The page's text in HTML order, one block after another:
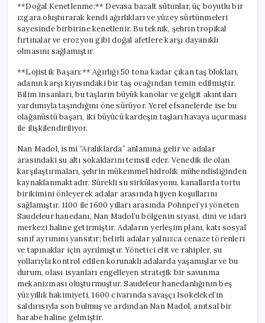
**Doğal Kenetlenme:** Devasa bazalt sütunlar, üç boyutlu bir
ızgara oluşturarak kendi ağırlıkları ve yüzey sürtünmeleri
sayesinde birbirine kenetlenir. Bu teknik, şehrin tropikal
fırtınalar ve erozyon gibi doğal afetlere karşı dayanıklı
olmasını sağlamıştır.
**Lojistik Başarı:** Ağırlığı 50 tona kadar çıkan taş blokları,
adanın karşı kıyısındaki bir taş ocağından temin edilmiştir.
Bilim insanları, bu taşların büyük kanolar ve gelgit akıntıları
yardımıyla taşındığını öne sürüyor. Yerel efsanelerde ise bu
olağanüstü başarı, iki büyücü kardeşin taşları havaya uçurması
ile ilişkilendiriliyor.
Nan Madol, ismi “Aralıklarda” anlamına gelir ve adalar
arasındaki su altı sokaklarını temsil eder. Venedik ile olan
karşılaştırmaları, şehrin mükemmel hidrolik mühendisliğinden
kaynaklanmaktadır. Sürekli su sirkülasyonu, kanallarda tortu
birikimini önleyerek adalar arasında hijyen koşullarını
sağlamıştır. 1100 ile 1600 yılları arasında Pohnpei’yi yöneten
Saudeleur hanedanı, Nan Madol’u bölgenin siyasi, dini ve idari
merkezi haline getirmiştir. Adaların yerleşim planı, katı sosyal
sınıf ayrımını yansıtır; belirli adalar yalnızca cenaze törenleri
ve tapınaklar için ayrılmıştır. Yönetici elit ve rahipler, su
yollarıyla kontrol edilen korunaklı adalarda yaşamışlar ve bu
durum, olası isyanları engelleyen stratejik bir savunma
mekanizması oluşturmuştur. Saudeleur hanedanlığının beş
yüzyıllık hakimiyeti, 1600 civarında savaşçı Isokelekel’in
saldırısıyla son bulmuş ve ardından Nan Madol, anıtsal bir
harabe haline gelmiştir.